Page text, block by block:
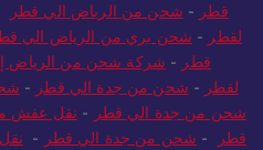
قطر - شحن من الرياض الي قطر
لقطر - شحن بري من الرياض الي
قطر - شركة شحن من الرياض
لقطر - شحن من جدة الي قطر -
شحن من جدة الي قطر - نقل عفش
قطر
- شحن من جدة الي قطر -